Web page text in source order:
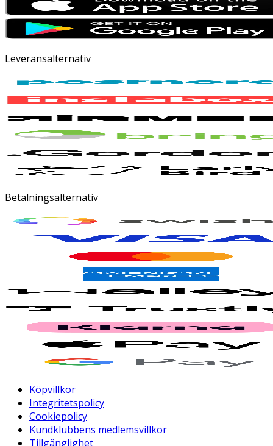
Leveransalternativ
Betalningsalternativ
Köpvillkor
Integritetspolicy
Cookiepolicy
Kundklubbens medlemsvillkor
Tillgänglighet